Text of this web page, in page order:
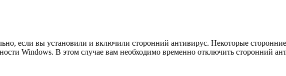
если вы установили и включили сторонний антивирус. Некоторые
Windows. В этом случае вам необходимо временно отключить сторонний